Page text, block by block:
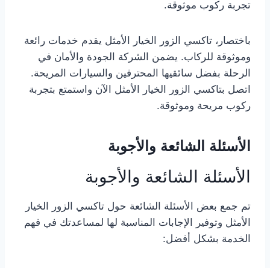
تجربة ركوب موثوقة.
باختصار، تاكسي الزور الخيار الأمثل يقدم خدمات رائعة
وموثوقة للركاب. يضمن الشركة الجودة والأمان في
الرحلة بفضل سائقيها المحترفين والسيارات المريحة.
اتصل بتاكسي الزور الخيار الأمثل الآن واستمتع بتجربة
ركوب مريحة وموثوقة.
الأسئلة الشائعة والأجوبة
الأسئلة الشائعة والأجوبة
تم جمع بعض الأسئلة الشائعة حول تاكسي الزور الخيار
الأمثل وتوفير الإجابات المناسبة لها لمساعدتك في فهم
الخدمة بشكل أفضل: